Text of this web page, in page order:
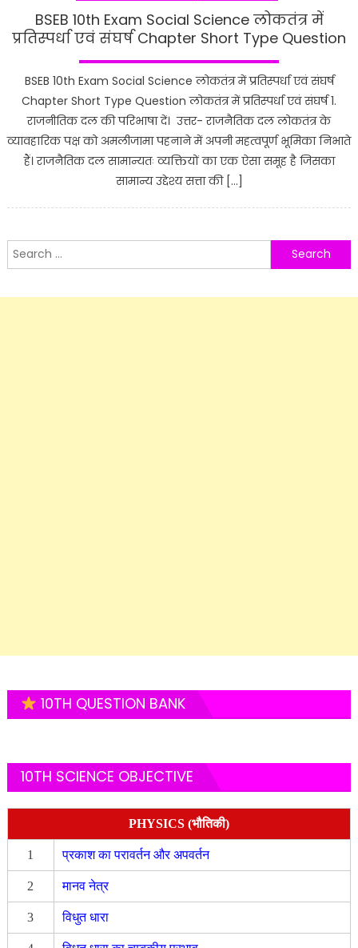
BSEB 10th Exam Social Science लोकतंत्र में
प्रतिस्पर्धा एवं संघर्ष Chapter Short Type Question
BSEB 10th Exam Social Science लोकतंत्र में प्रतिस्पर्धा एवं संघर्ष
Chapter Short Type Question लोकतंत्र में प्रतिस्पर्धा एवं संघर्ष 1.
राजनीतिक दल की परिभाषा दें। उत्तर- राजनैतिक दल लोकतंत्र के
व्यावहारिक पक्ष को अमलीजामा पहनाने में अपनी महत्वपूर्ण भूमिका निभाते
हैं। राजनैतिक दल सामान्यतः व्यक्तियों का एक ऐसा समूह है जिसका
सामान्य उद्देश्य सत्ता की […]
Search
for:
10TH QUESTION BANK
10TH SCIENCE OBJECTIVE
PHYSICS (भौतिकी)
1 प्रकाश का परावर्तन और अपवर्तन
2 मानव नेत्र
3 विधुत धारा